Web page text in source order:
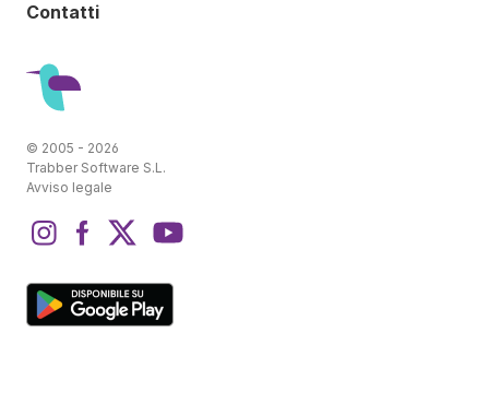
Contatti
© 2005 - 2026
Trabber Software S.L.
Avviso legale